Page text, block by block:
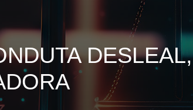
DESLEAL,